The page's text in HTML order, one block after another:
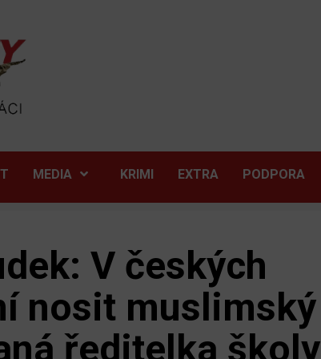
MEDIA KRIMI EXTRA PODPORA
V českých
nosit muslimský
ředitelka školy